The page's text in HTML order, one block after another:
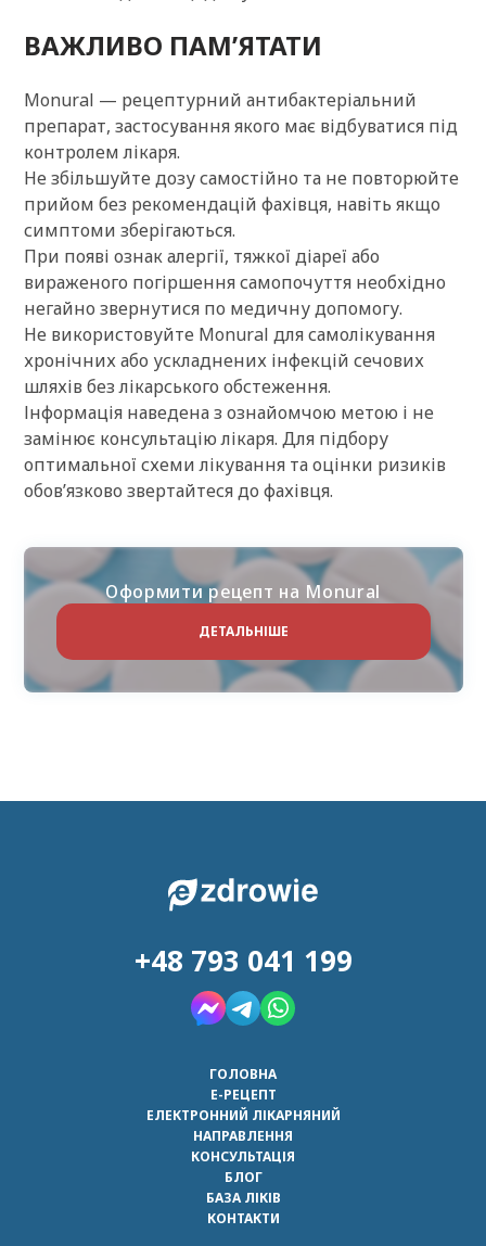
ВАЖЛИВО ПАМ’ЯТАТИ
Monural — рецептурний антибактеріальний
препарат, застосування якого має відбуватися під
контролем лікаря.
Не збільшуйте дозу самостійно та не повторюйте
прийом без рекомендацій фахівця, навіть якщо
симптоми зберігаються.
При появі ознак алергії, тяжкої діареї або
вираженого погіршення самопочуття необхідно
негайно звернутися по медичну допомогу.
Не використовуйте Monural для самолікування
хронічних або ускладнених інфекцій сечових
шляхів без лікарського обстеження.
Інформація наведена з ознайомчою метою і не
замінює консультацію лікаря. Для підбору
оптимальної схеми лікування та оцінки ризиків
обов’язково звертайтеся до фахівця.
Оформити рецепт на Monural
ДЕТАЛЬНІШЕ
+48 793 041 199
ГОЛОВНА
Е-РЕЦЕПТ
ЕЛЕКТРОННИЙ ЛІКАРНЯНИЙ
НАПРАВЛЕННЯ
КОНСУЛЬТАЦІЯ
БЛОГ
БАЗА ЛІКІВ
КОНТАКТИ